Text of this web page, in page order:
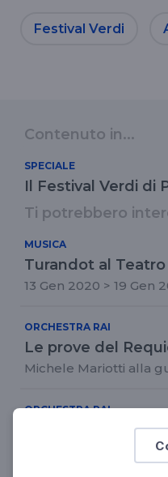
Festival Verdi
Contenuto in...
SPECIALE
Il Festival Verdi di
Ti potrebbero
MUSICA
Turandot al
13 Gen 2020 > 19 Gen
ORCHESTRA RAI
Le prove del
Michele Mariotti alla
ORCHESTRA RAI
L'intervento di
Direttore Artistico